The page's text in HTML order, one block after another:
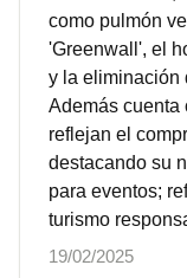
como pulmón
'Greenwall', el
y la eliminación
Además cuenta
reflejan el
destacando su
para eventos;
turismo
19/02/2025